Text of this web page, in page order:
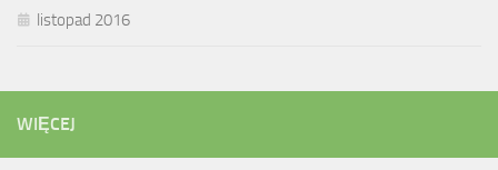
listopad 2016
WIĘCEJ